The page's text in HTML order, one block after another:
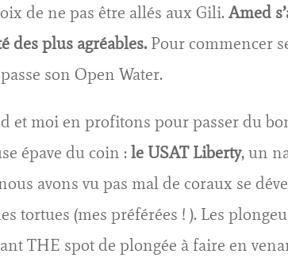
de ne pas être allés aux Gili.Amed
des plus agréables. Pour commencer
son Open Water.
et moi en profitons pour passer du
épave du coin :le USAT Liberty, un
avons vu pas mal de coraux se
tortues (mes préférées ! ). Les
THE spot de plongée à faire en